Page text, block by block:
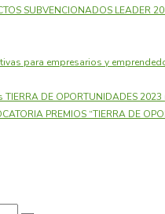
SUBVENCIONADOS LEADER
para empresarios y
TIERRA DE OPORTUNIDADES 2023
PREMIOS “TIERRA DE